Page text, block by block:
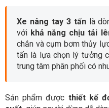
Xe nâng tay 3 tấnlà
với khả năng chịu tải
chắn và cụm bơm thủy
tấn là lựa chọn lý tưởng
trung tâm phân phối có
Sản phẩm được thiết kế